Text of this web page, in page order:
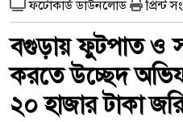
ফটোকার্ড ডাউনলোড
প্রিন্ট
বগুড়ায় ফুটপাত ও
করতে উচ্ছেদ
২০ হাজার টাকা